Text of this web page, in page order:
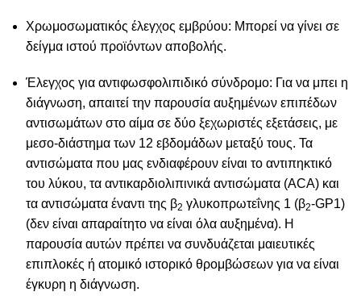
Χρωμοσωματικός έλεγχος εμβρύου: Μπορεί να γίνει σε
δείγμα ιστού προϊόντων αποβολής.
Έλεγχος για αντιφωσφολιπιδικό σύνδρομο: Για να μπει η
διάγνωση, απαιτεί την παρουσία αυξημένων επιπέδων
αντισωμάτων στο αίμα σε δύο ξεχωριστές εξετάσεις, με
μεσο-διάστημα των 12 εβδομάδων μεταξύ τους. Τα
αντισώματα που μας ενδιαφέρουν είναι το αντιπηκτικό
του λύκου, τα αντικαρδιολιπινικά αντισώματα (ACA) και
τα αντισώματα έναντι της β2 γλυκοπρωτεΐνης 1 (β2-GP1)
(δεν είναι απαραίτητο να είναι όλα αυξημένα). Η
παρουσία αυτών πρέπει να συνδυάζεται μαιευτικές
επιπλοκές ή ατομικό ιστορικό θρομβώσεων για να είναι
έγκυρη η διάγνωση.